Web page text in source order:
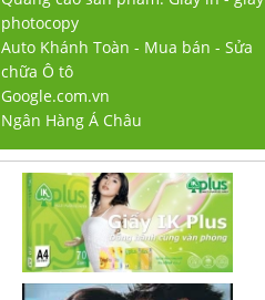
photocopy
Auto Khánh Toàn - Mua bán - Sửa
chữa Ô tô
Google.com.vn
Ngân Hàng Á Châu